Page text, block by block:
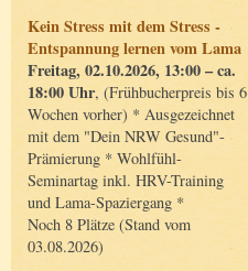
Kein Stress mit dem Stress -
Entspannung lernen vom Lama
Freitag, 02.10.2026, 13:00 – ca.
18:00 Uhr, (Frühbucherpreis bis 6
Wochen vorher) * Ausgezeichnet
mit dem "Dein NRW Gesund"-
Prämierung * Wohlfühl-
Seminartag inkl. HRV-Training
und Lama-Spaziergang *
Noch 8 Plätze (Stand vom
03.08.2026)